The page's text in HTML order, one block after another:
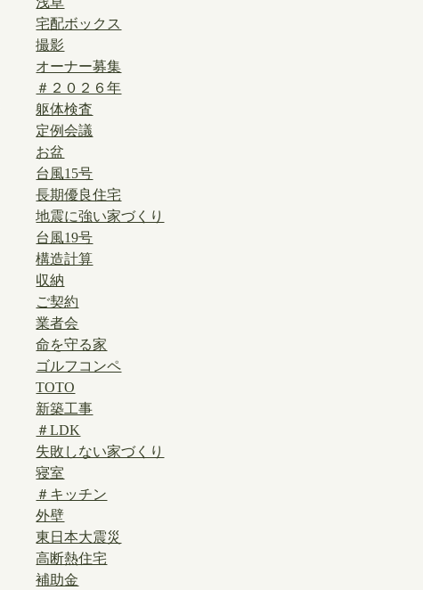
宅配ボックス
撮影
オーナー募集
＃２０２６年
躯体検査
定例会議
お盆
台風15号
長期優良住宅
地震に強い家づくり
台風19号
構造計算
収納
ご契約
業者会
命を守る家
ゴルフコンペ
TOTO
新築工事
＃LDK
失敗しない家づくり
寝室
＃キッチン
外壁
東日本大震災
高断熱住宅
補助金